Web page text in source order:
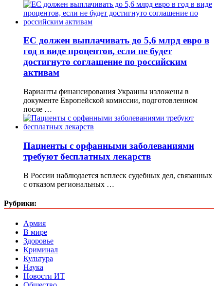
ЕС должен выплачивать до 5,6 млрд евро в
год в виде процентов, если не будет
достигнуто соглашение по российским
активам
Варианты финансирования Украины изложены в
документе Европейской комиссии, подготовленном
после …
Пациенты с орфанными заболеваниями
требуют бесплатных лекарств
В России наблюдается всплеск судебных дел, связанных
с отказом региональных …
Рубрики:
Армия
В мире
Здоровье
Криминал
Культура
Наука
Новости ИТ